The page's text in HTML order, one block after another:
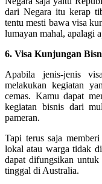
dari Negara itu kerap
tentu mesti bawa visa
lumayan mahal, apalagi
6. Visa Kunjungan
Apabila jenis-jenis
melakukan kegiatan
cemas. Kamu dapat
kegiatan bisnis dari
pameran.
Tapi terus saja
lokal atau warga tidak
dapat difungsikan
tinggal di Australia.